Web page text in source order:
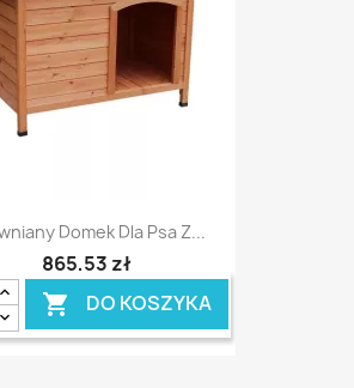
Domek Dla Psa Z...
865,53 zł
 DO KOSZYKA